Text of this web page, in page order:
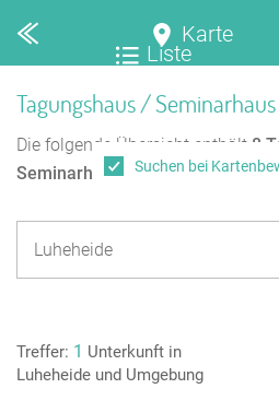
Karte
Liste
Tagungshaus /
Die folgende Übersicht enthält 8
Seminarhäuserin Luheheide.
Treffer: 1 Unterkunft in
Luheheide und Umgebung
Suchen bei